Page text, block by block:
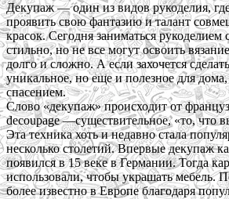
Декупаж — один из видов рукоделия,
проявить свою фантазию и талант
красок. Сегодня заниматься
стильно, но не все могут освоить
долго и сложно. А если захочется
уникальное, но еще и полезное для
спасением.
Слово «декупаж» происходит от
decoupage —существительное, «то, что
Эта техника хоть и недавно стала
несколько столетий. Впервые декупаж
появился в 15 веке в Германии. Тогда
использовали, чтобы украшать мебель.
более известно в Европе благодаря